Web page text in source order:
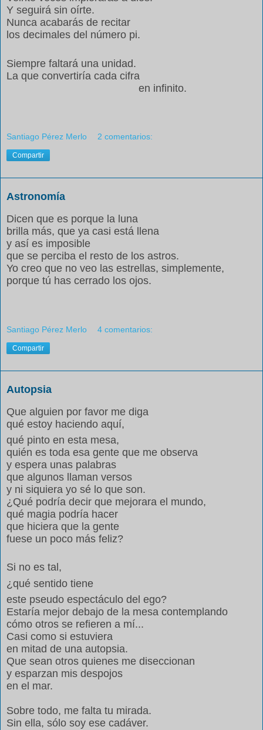
Y seguirá sin oírte.
Nunca acabarás de recitar
los decimales del número pi.
Siempre faltará una unidad.
La que convertiría cada cifra
en infinito.
Santiago Pérez Merlo 2 comentarios:
Compartir
Astronomía
Dicen que es porque la luna
brilla más, que ya casi está llena
y así es imposible
que se perciba el resto de los astros.
Yo creo que no veo las estrellas, simplemente,
porque tú has cerrado los ojos.
Santiago Pérez Merlo 4 comentarios:
Compartir
Autopsia
Que alguien por favor me diga
qué estoy haciendo aquí,
qué pinto en esta mesa,
quién es toda esa gente que me observa
y espera unas palabras
que algunos llaman versos
y ni siquiera yo sé lo que son.
¿Qué podría decir que mejorara el mundo,
qué magia podría hacer
que hiciera que la gente
fuese un poco más feliz?
Si no es tal,
¿qué sentido tiene
este pseudo espectáculo del ego?
Estaría mejor debajo de la mesa contemplando
cómo otros se refieren a mí...
Casi como si estuviera
en mitad de una autopsia.
Que sean otros quienes me diseccionan
y esparzan mis despojos
en el mar.
Sobre todo, me falta tu mirada.
Sin ella, sólo soy ese cadáver.